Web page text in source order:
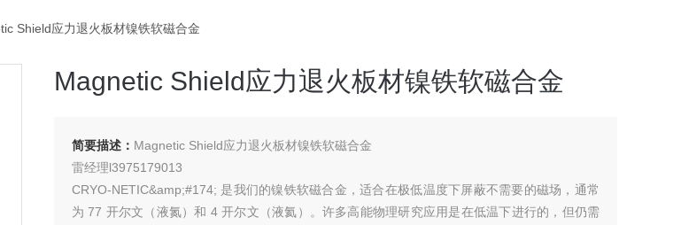
应力退火板材镍铁软磁合金
Magnetic Shield应力退火板材镍铁软磁合金
简要描述： Magnetic Shield应力退火板材镍铁软磁合金
雷经理l3975179013
CRYO-NETIC&amp;#174; 是我们的镍铁软磁合金，适合在极低温度下屏蔽不需要的磁场，通常
为 77 开尔文（液氮）和 4 开尔文（液氦）。许多高能物理研究应用是在低温下进行的，但仍需